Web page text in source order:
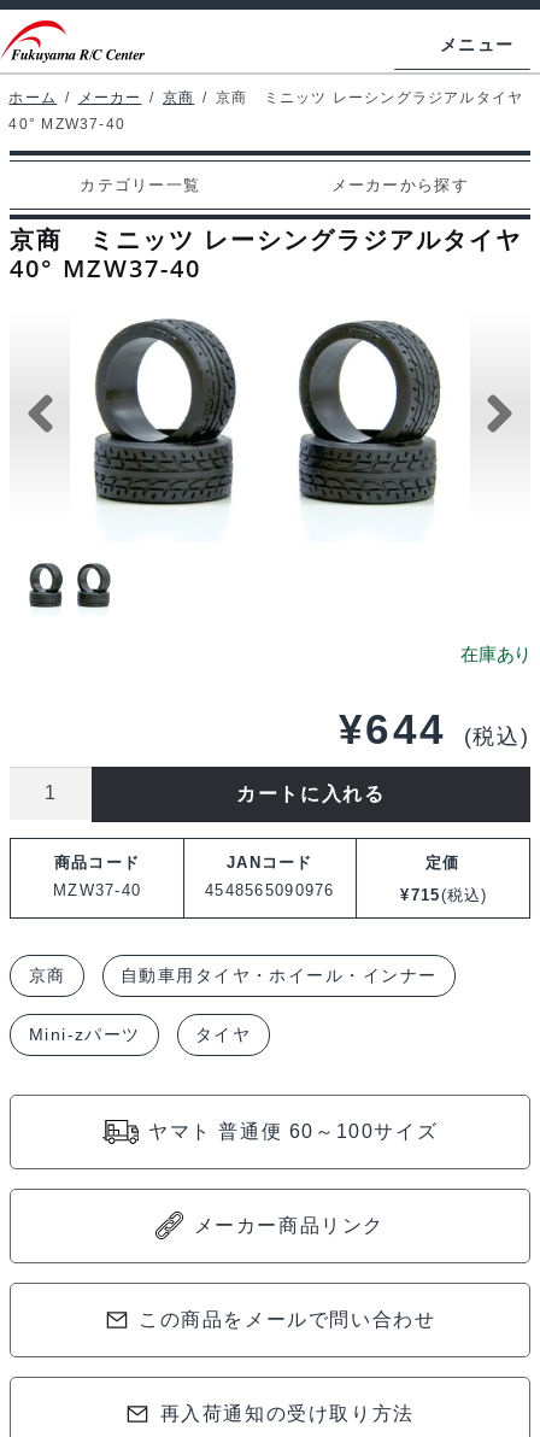
ビ
ゲ
ー
シ
ン
へ
ン
テ
ン
ツ
ス
キ
メニュー
ホームページ
マイアカウント
カート
支払い
カテゴリー一覧
メーカーから探す
お問い合わせ
ホーム / メーカー / 京商 / 京商 ミニッツ レーシングラジアルタイヤ
40° MZW37-40
カテゴリー一覧 メーカーから探す
京商 ミニッツ レーシングラジアルタイヤ
40° MZW37-40
¥644 (税込)
ッ
ツ
レ
ー
シ
ジ
ル
タ
ヤ
カートに入れる
商品コード
MZW37-40
JANコード
4548565090976
定価
¥715(税込)
京商 自動車用タイヤ・ホイール・インナー
Mini-zパーツ タイヤ
ヤマト 普通便 60～100サイズ
メーカー商品リンク
この商品をメールで問い合わせ
再入荷通知の受け取り方法